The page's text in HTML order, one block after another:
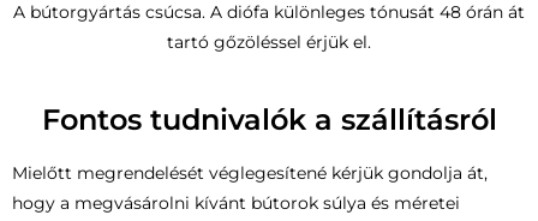
A bútorgyártás csúcsa. A diófa különleges tónusát 48 órán át
tartó gőzöléssel érjük el.
Fontos tudnivalók a szállításról
Mielőtt megrendelését véglegesítené kérjük gondolja át,
hogy a megvásárolni kívánt bútorok súlya és méretei